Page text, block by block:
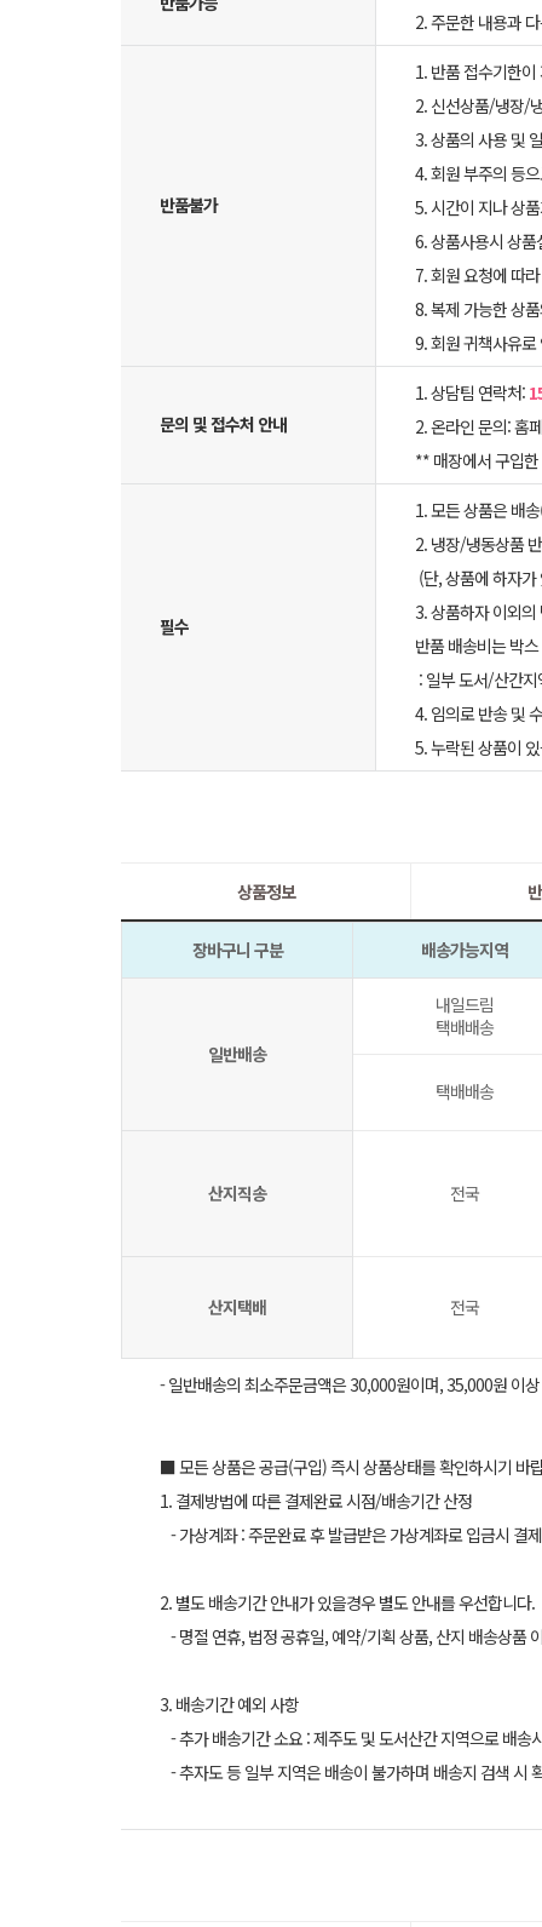
2. 주문한 내용과
반품불가
1. 반품 접수기한이
2. 신선상품/냉장/
3. 상품의 사용 및
4. 회원 부주의 등
5. 시간이 지나 상
6. 상품사용시 상
7. 회원 요청에 따
8. 복제 가능한 상
9. 회원 귀책사유
문의 및 접수처 안내
1. 상담팀 연락처:
2. 온라인 문의: 홈
** 매장에서 구입
필수
1. 모든 상품은 배
2. 냉장/냉동상품
(단, 상품에 하자
3. 상품하자 이외
반품 배송비는 박
: 일부 도서/산간
4. 임의로 반송 및
5. 누락된 상품이
상품정보
장바구니 구분 배송가능지역
일반배송
내일드림
택배배송
택배배송
산지직송 전국
산지택배 전국
- 일반배송의 최소주문금액은 30,000원이며, 35,000원 이
■ 모든 상품은 공급(구입) 즉시 상품상태를 확인하시기 바
1. 결제방법에 따른 결제완료 시점/배송기간 산정
- 가상계좌 : 주문완료 후 발급받은 가상계좌로 입금시
2. 별도 배송기간 안내가 있을경우 별도 안내를 우선합니다.
- 명절 연휴, 법정 공휴일, 예약/기획 상품, 산지 배송상품
3. 배송기간 예외 사항
- 추가 배송기간 소요 : 제주도 및 도서산간 지역으로 배
- 추자도 등 일부 지역은 배송이 불가하며 배송지 검색 시